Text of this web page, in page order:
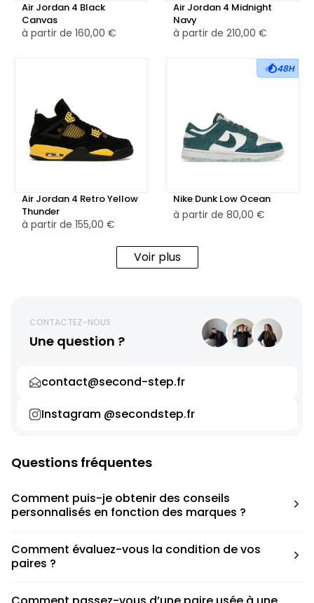
Air Jordan 4 Black
Canvas
à partir de 160,00 €
Air Jordan 4 Midnight
Navy
à partir de 210,00 €
Air Jordan 4 Retro Yellow
Thunder
à partir de 155,00 €
48H
Nike Dunk Low Ocean
à partir de 80,00 €
Voir plus
CONTACTEZ-NOUS
Une question ?
contact@second-step.fr
Instagram @secondstep.fr
Questions fréquentes
Comment puis-je obtenir des conseils
personnalisés en fonction des marques ?
pour déterminer la taille appropriée, que ce soit une taille
en dessous, au-dessus ou correspondant à votre taille
Comment évaluez-vous la condition de vos
paires ?